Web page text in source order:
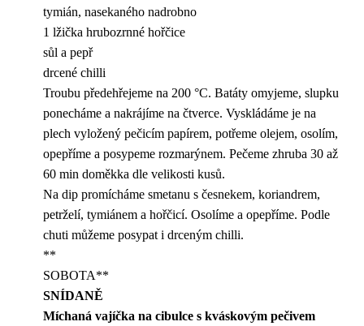
tymián, nasekaného nadrobno
1 lžička hrubozrnné hořčice
sůl a pepř
drcené chilli
Troubu předehřejeme na 200 °C. Batáty omyjeme, slupku
ponecháme a nakrájíme na čtverce. Vyskládáme je na
plech vyložený pečicím papírem, potřeme olejem, osolím,
opepříme a posypeme rozmarýnem. Pečeme zhruba 30 až
60 min doměkka dle velikosti kusů.
Na dip promícháme smetanu s česnekem, koriandrem,
petrželí, tymiánem a hořčicí. Osolíme a opepříme. Podle
chuti můžeme posypat i drceným chilli.
**
SOBOTA**
SNÍDANĚ
Míchaná vajíčka na cibulce s kváskovým pečivem